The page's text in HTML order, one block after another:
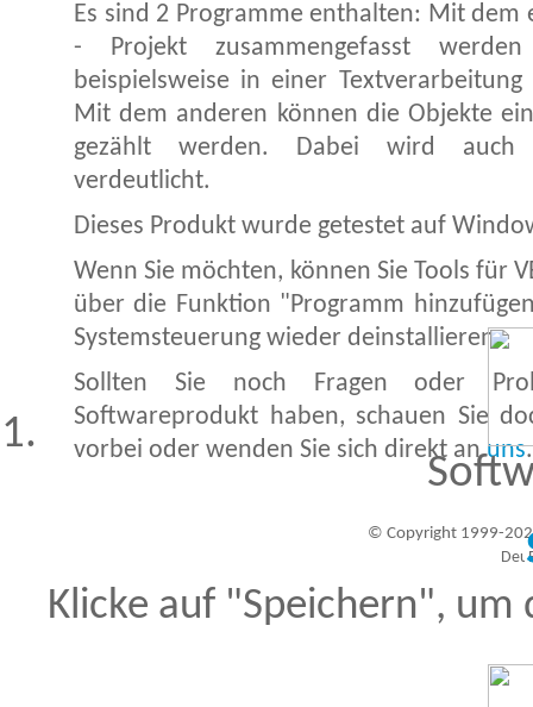
Es sind 2 Programme enthalten: Mit dem
- Projekt zusammengefasst
beispielsweise in einer
Mit dem anderen können die Objekte
gezählt werden. Dabei wird auch
verdeutlicht.
Dieses Produkt wurde getestet auf
Wenn Sie möchten, können Sie Tools für
über die Funktion "Programm
Systemsteuerung wieder deinstallieren.
Sollten Sie noch Fragen oder
Softwareprodukt haben, schauen Sie
vorbei oder wenden Sie sich direkt anuns.
© Copyright 1999-
Besucher seit 20.09.1999: 19424426
Klicke auf "Speichern", um